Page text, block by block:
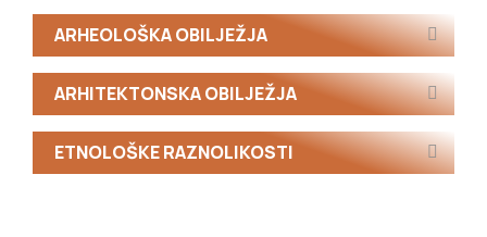
ARHEOLOŠKA OBILJEŽJA
ARHITEKTONSKA OBILJEŽJA
ETNOLOŠKE RAZNOLIKOSTI